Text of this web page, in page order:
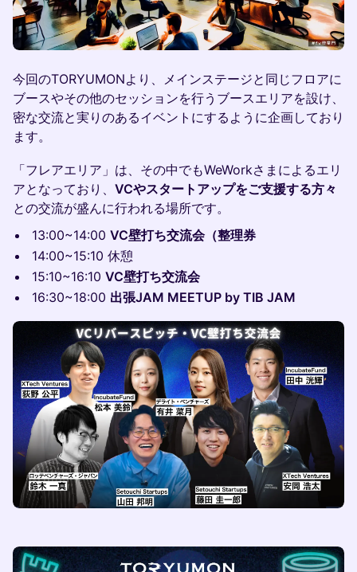
今回のTORYUMONより、メインステージと同じフロアに
ブースやその他のセッションを行うブースエリアを設け、
密な交流と実りのあるイベントにするように企画しており
ます。
「フレアエリア」は、その中でもWeWorkさまによるエリ
アとなっており、 VCやスタートアップをご支援する方々
との交流が盛んに行われる場所です。
13:00~14:00 VC壁打ち交流会（整理券
14:00~15:10 休憩
15:10~16:10 VC壁打ち交流会
16:30~18:00 出張JAM MEETUP by TIB JAM